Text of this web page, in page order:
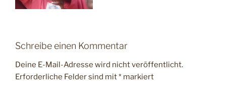
Schreibe einen Kommentar
Deine E-Mail-Adresse wird nicht veröffentlicht.
Erforderliche Felder sind mit* markiert